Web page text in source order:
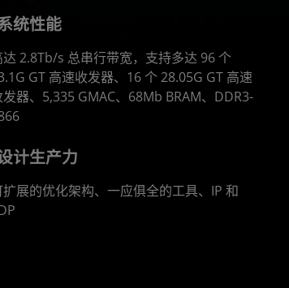
统性能
达 2.8Tb/s 总串行带宽，支持多达 96 个
GT 高速收发器、16 个 28.05G GT 高速
发器、5,335 GMAC、68Mb BRAM、DDR3-
计生产力
扩展的优化架构、一应俱全的工具、IP 和